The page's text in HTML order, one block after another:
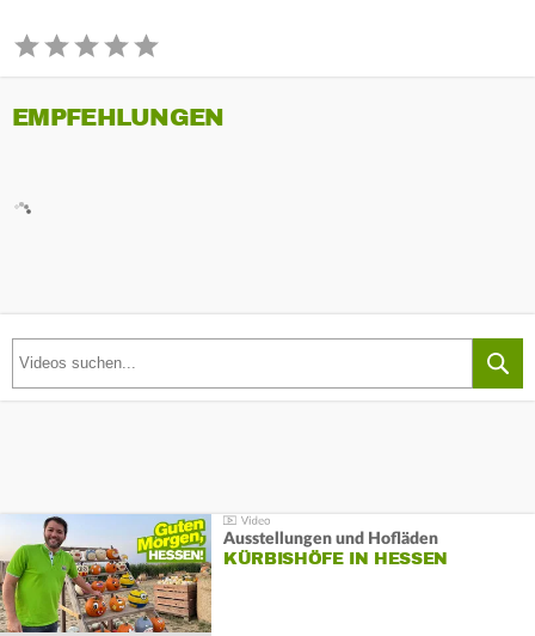
EMPFEHLUNGEN
Ausstellungen und Hofläden
KÜRBISHÖFE IN HESSEN